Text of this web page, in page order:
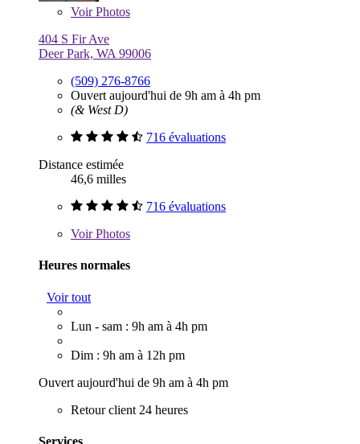
VoirPhotos
404 S Fir Ave
Deer Park, WA 99006
(509) 276-8766
Ouvert aujourd'hui de 9h am à 4h pm
(& West D)
716 évaluations
Distance estimée
46,6 milles
716 évaluations
VoirPhotos
Heures normales
Voir tout
Lun - sam : 9h am à 4h pm
Dim : 9h am à 12h pm
Ouvert aujourd'hui de 9h am à 4h pm
Retour client 24 heures
Services